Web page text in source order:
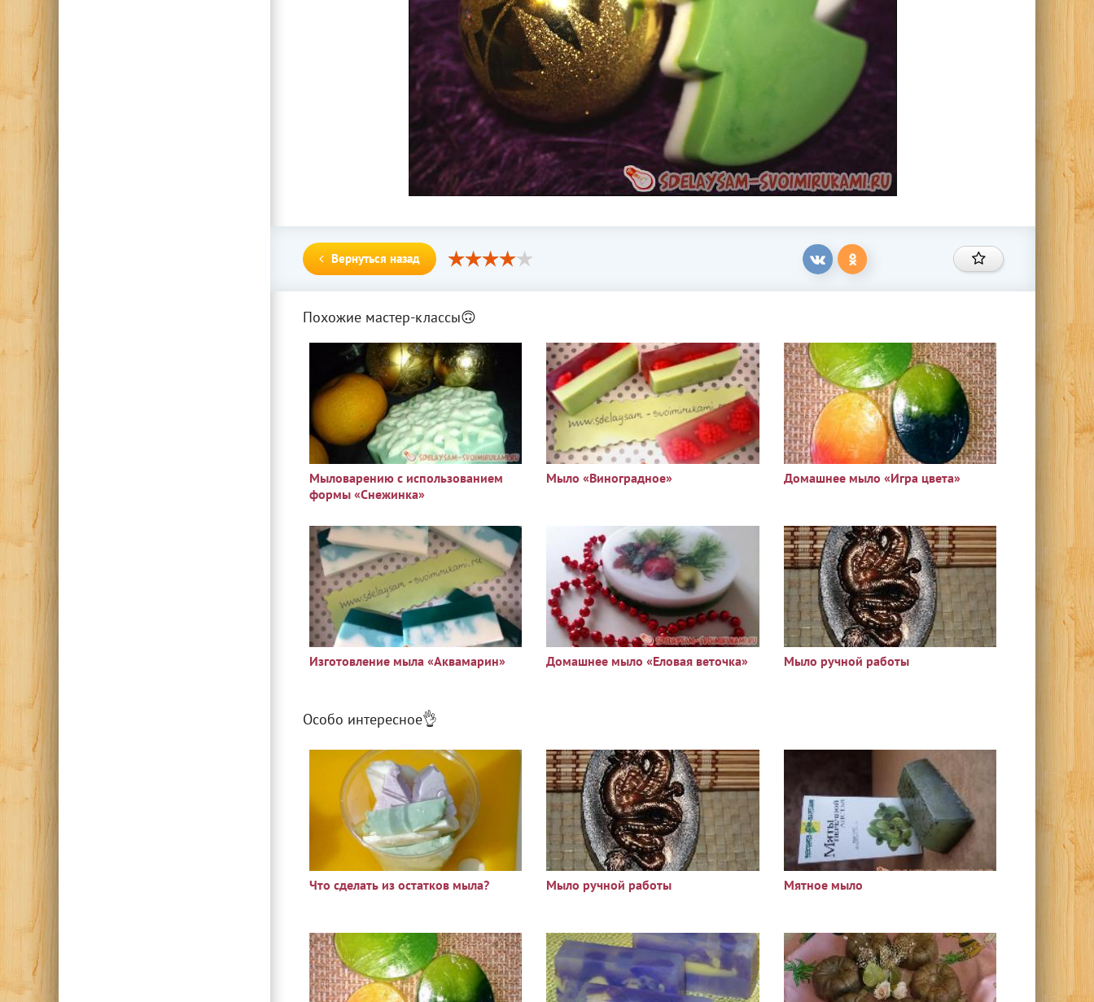
Вернуться назад
Похожие мастер-классы🙃
Мыловарению с использованием
формы «Снежинка»
Мыло «Виноградное» Домашнее мыло «Игра цвета»
Изготовление мыла «Аквамарин» Домашнее мыло «Еловая веточка» Мыло ручной работы
Особо интересное👌
Что сделать из остатков мыла? Мыло ручной работы Мятное мыло